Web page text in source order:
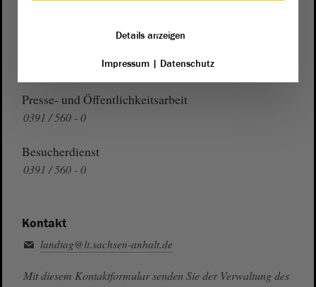
0391 / 560 - 1123
Presse- und Öffentlichkeitsarbeit
0391 / 560 - 0
Besucherdienst
0391 / 560 - 0
Kontakt
landtag@lt.sachsen-anhalt.de
Mit diesem Kontaktformular senden Sie der Verwaltung des
Details anzeigen
Impressum| Datenschutz